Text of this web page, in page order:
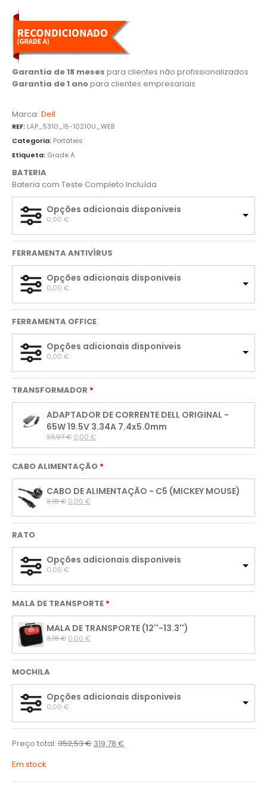
Garantia de 18 meses para clientes não profissionalizados
Garantia de 1 anopara clientes empresariais
Marca: Dell
REF: LAP_5310_I5-10210U_WEB
Categoria: Portáteis
Etiqueta: Grade A
BATERIA
Bateria com Teste Completo Incluída
Opções adicionais disponiveis
0,00 €
FERRAMENTA ANTIVÍRUS
Opções adicionais disponiveis
0,00 €
FERRAMENTA OFFICE
Opções adicionais disponiveis
0,00 €
TRANSFORMADOR
ADAPTADOR DE CORRENTE DELL ORIGINAL -
65W 19.5V 3.34A 7.4x5.0mm
23,97 € 0,00 €
CABO ALIMENTAÇÃO
CABO DE ALIMENTAÇÃO - C5 (MICKEY MOUSE)
3,18 € 0,00 €
RATO
Opções adicionais disponiveis
0,00 €
MALA DE TRANSPORTE
MALA DE TRANSPORTE (12''-13.3'')
3,18 € 0,00 €
MOCHILA
Opções adicionais disponiveis
0,00 €
Preço total: 352,53€ 319,78 €
Em stock